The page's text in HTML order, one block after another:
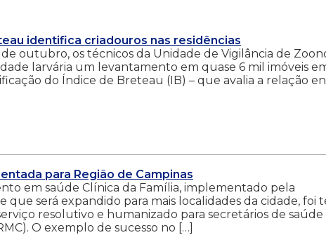
identifica criadouros nas residências
outubro, os técnicos da Unidade de Vigilância de
larvária um levantamento em quase 6 mil imóveis
do Índice de Breteau (IB) – que avalia a relação
para Região de Campinas
em saúde Clínica da Família, implementado pela
será expandido para mais localidades da cidade, foi
resolutivo e humanizado para secretários de saúde
O exemplo de sucesso no […]